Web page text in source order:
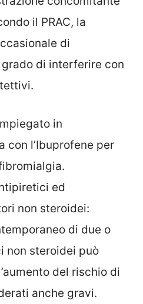
il PRAC, la
di
di interferire con
in
con l’Ibuprofene per
ed
non steroidei:
di due o
non steroidei può
del rischio di
anche gravi.